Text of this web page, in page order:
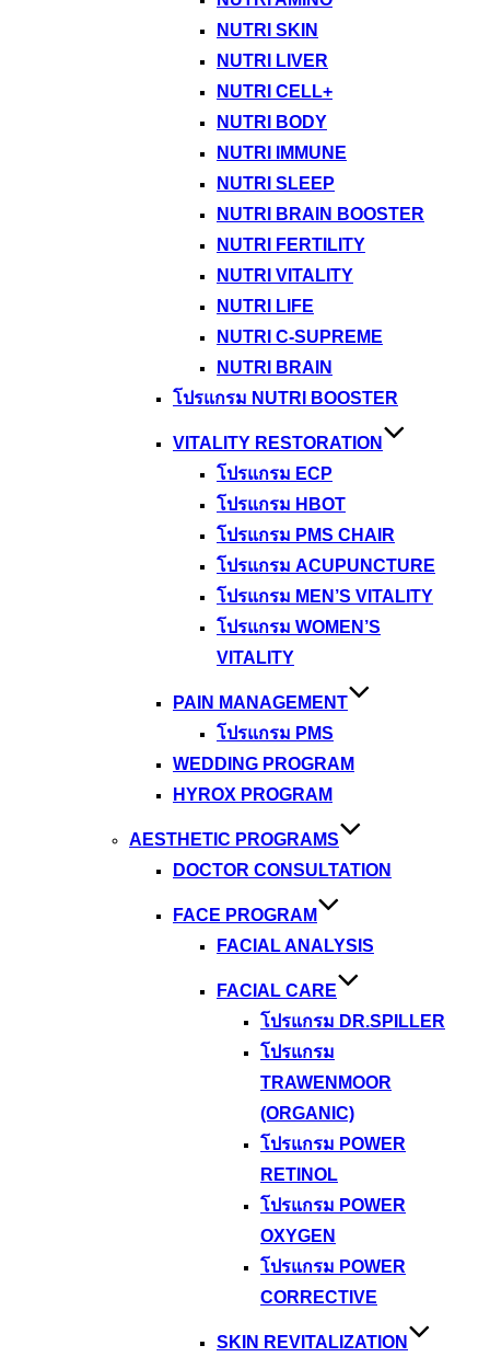
NUTRI SKIN
NUTRI LIVER
NUTRI CELL+
NUTRI BODY
NUTRI IMMUNE
NUTRI SLEEP
NUTRI BRAIN BOOSTER
NUTRI FERTILITY
NUTRI VITALITY
NUTRI LIFE
NUTRI C-SUPREME
NUTRI BRAIN
โปรแกรม NUTRI BOOSTER
VITALITY RESTORATION
โปรแกรม ECP
โปรแกรม HBOT
โปรแกรม PMS CHAIR
โปรแกรม ACUPUNCTURE
โปรแกรม MEN’S VITALITY
โปรแกรม WOMEN’S
VITALITY
PAIN MANAGEMENT
โปรแกรม PMS
WEDDING PROGRAM
HYROX PROGRAM
AESTHETIC PROGRAMS
DOCTOR CONSULTATION
FACE PROGRAM
FACIAL ANALYSIS
FACIAL CARE
โปรแกรม DR.SPILLER
โปรแกรม
TRAWENMOOR
(ORGANIC)
โปรแกรม POWER
RETINOL
โปรแกรม POWER
OXYGEN
โปรแกรม POWER
CORRECTIVE
SKIN REVITALIZATION